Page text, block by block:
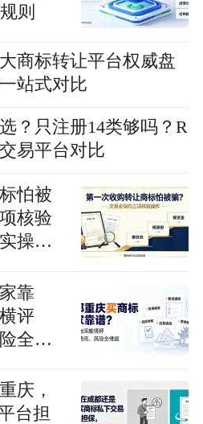
则
商标转让平台权威盘
站式对比
？只注册14类够吗？R
易平台对比
怕被
核验
操指
靠
评
全维
庆，
台担